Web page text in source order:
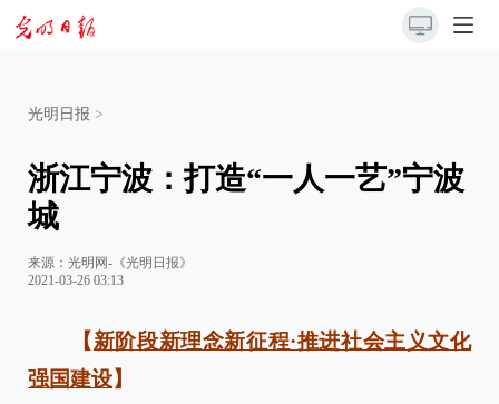
光明日报 >
浙江宁波：打造“一人一艺”宁波
城
来源： 光明网-《光明日报》
2021-03-26 03:13
【新阶段新理念新征程·推进社会主义文化
强国建设】